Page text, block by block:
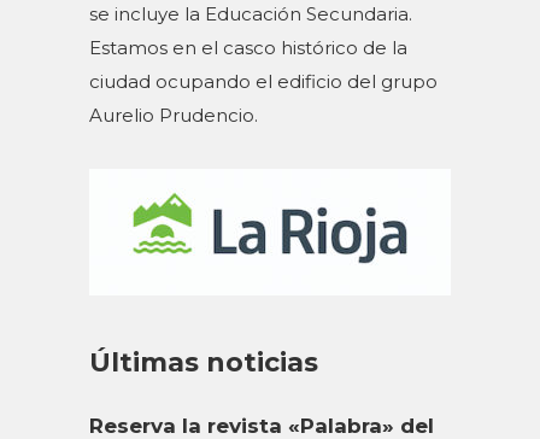
se incluye la Educación Secundaria.
Estamos en el casco histórico de la
ciudad ocupando el edificio del grupo
Aurelio Prudencio.
Últimas noticias
Reserva la revista «Palabra» del